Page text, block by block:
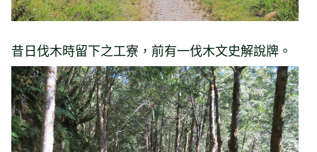
昔日伐木時留下之工寮，前有一伐木文史解說牌。